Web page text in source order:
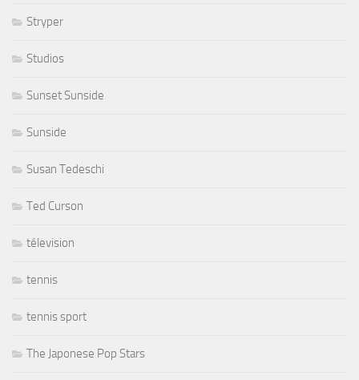
Stryper
Studios
Sunset Sunside
Sunside
Susan Tedeschi
Ted Curson
télevision
tennis
tennis sport
The Japonese Pop Stars